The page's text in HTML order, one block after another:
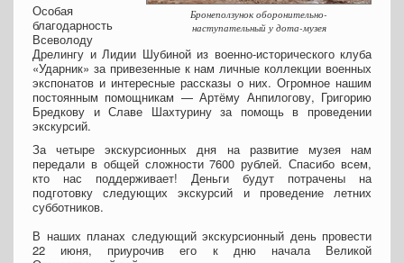
Бронеползунок оборонительно-
наступательный у дота-музея
Особая
благодарность
Всеволоду
Дрелингу и Лидии Шубиной из военно-исторического клуба
«Ударник» за привезенные к нам личные коллекции военных
экспонатов и интересные рассказы о них. Огромное нашим
постоянным помощникам — Артёму Анпилогову, Григорию
Бредкову и Славе Шахтурину за помощь в проведении
экскурсий.
За четыре экскурсионных дня на развитие музея нам
передали в общей сложности 7600 рублей. Спасибо всем,
кто нас поддерживает! Деньги будут потрачены на
подготовку следующих экскурсий и проведение летних
субботников.
В наших планах следующий экскурсионный день провести
22 июня, приурочив его к дню начала Великой